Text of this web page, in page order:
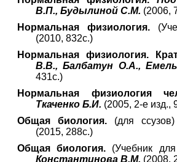
В.П., Будылиной С.М. (2006,
Нормальная физиология.
(2010, 832с.)
Нормальная физиология.
В.В., Балбатун О.А.,
431с.)
Нормальная физиология
Ткаченко Б.И. (2005, 2-е изд.,
Общая биология. (для ссузов)
(2015, 288с.)
Общая биология. (Учебник
Константинова В.М. (2008,